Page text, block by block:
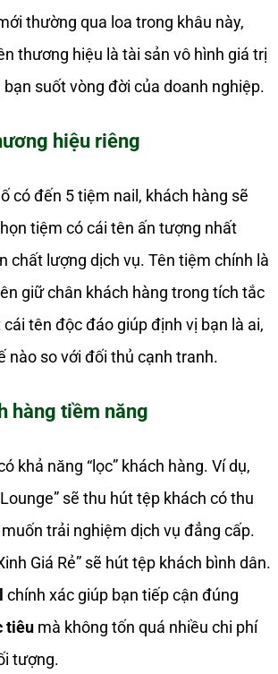
thường qua loa trong khâu này,
thương hiệu là tài sản vô hình giá trị
suốt vòng đời của doanh nghiệp.
hiệu riêng
có đến 5 tiệm nail, khách hàng sẽ
tiệm có cái tên ấn tượng nhất
chất lượng dịch vụ. Tên tiệm chính là
giữ chân khách hàng trong tích tắc
tên độc đáo giúp định vị bạn là ai,
nào so với đối thủ cạnh tranh.
hàng tiềm năng
khả năng “lọc” khách hàng. Ví dụ,
sẽ thu hút tệp khách có thu
trải nghiệm dịch vụ đẳng cấp.
Giá Rẻ” sẽ hút tệp khách bình dân.
chính xác giúp bạn tiếp cận đúng
tiêu mà không tốn quá nhiều chi phí
tượng.